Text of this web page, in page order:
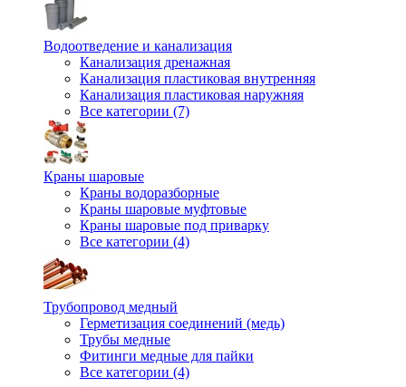
Водоотведение и канализация
Канализация дренажная
Канализация пластиковая внутренняя
Канализация пластиковая наружняя
Все категории (7)
Краны шаровые
Краны водоразборные
Краны шаровые муфтовые
Краны шаровые под приварку
Все категории (4)
Трубопровод медный
Герметизация соединений (медь)
Трубы медные
Фитинги медные для пайки
Все категории (4)